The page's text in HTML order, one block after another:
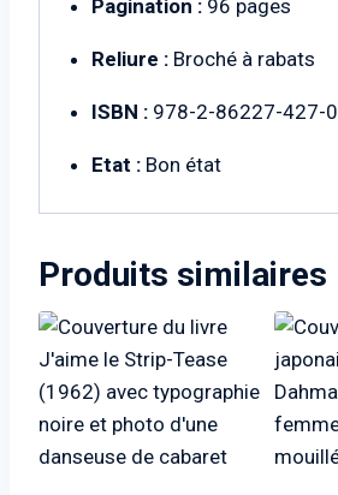
Pagination :96 pages
Reliure :Broché à rabats
ISBN :978-2-86227-427-0
Etat :Bon état
Produits similaires